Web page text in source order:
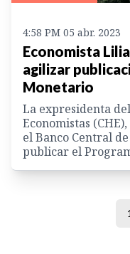
4:58 PM 05 abr. 2023
Economista
agilizar
Monetario
La expresidenta
Economistas
el Banco Central
publicar el
1